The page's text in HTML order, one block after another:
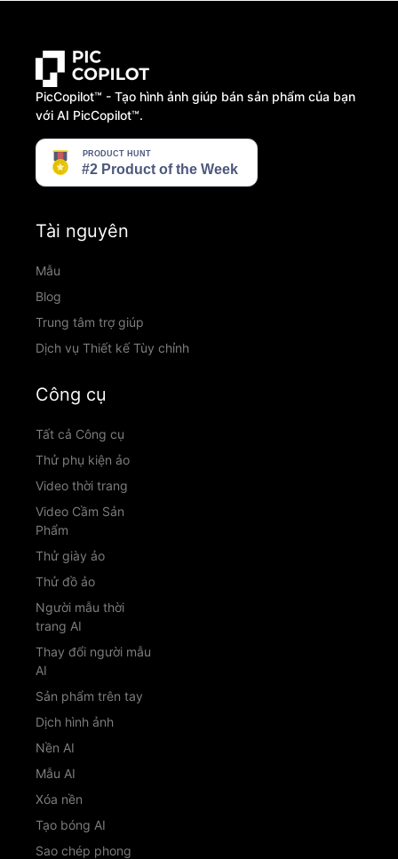
PicCopilot™️ - Tạo hình ảnh giúp bán sản phẩm của bạn
với AI PicCopilot™️.
Tài nguyên
Mẫu
Blog
Trung tâm trợ giúp
Dịch vụ Thiết kế Tùy chỉnh
Công cụ
Tất cả Công cụ
Thử phụ kiện ảo
Video thời trang
Video Cầm Sản
Phẩm
Thử giày ảo
Thử đồ ảo
Người mẫu thời
trang AI
Thay đổi người mẫu
AI
Sản phẩm trên tay
Dịch hình ảnh
Nền AI
Mẫu AI
Xóa nền
Tạo bóng AI
Sao chép phong